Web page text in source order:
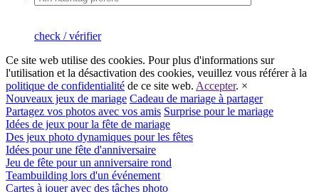
check / vérifier
Ce site web utilise des cookies. Pour plus d'informations sur
l'utilisation et la désactivation des cookies, veuillez vous référer à la
politique de confidentialité de ce site web. Accepter. ×
Nouveaux jeux de mariage Cadeau de mariage à partager
Partagez vos photos avec vos amis Surprise pour le mariage
Idées de jeux pour la fête de mariage
Des jeux photo dynamiques pour les fêtes
Idées pour une fête d'anniversaire
Jeu de fête pour un anniversaire rond
Teambuilding lors d'un événement
Cartes à jouer avec des tâches photo